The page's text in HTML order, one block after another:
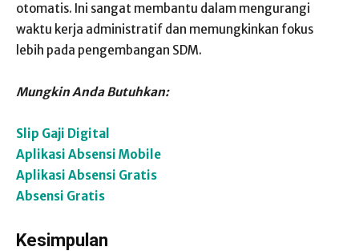
otomatis. Ini sangat membantu dalam mengurangi
waktu kerja administratif dan memungkinkan fokus
lebih pada pengembangan SDM.
Mungkin Anda Butuhkan:
Slip Gaji Digital
Aplikasi Absensi Mobile
Aplikasi Absensi Gratis
Absensi Gratis
Kesimpulan